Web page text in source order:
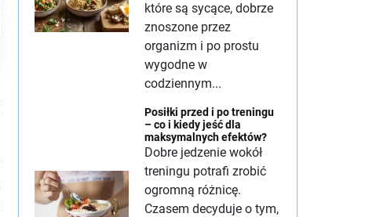
które są sycące, dobrze
znoszone przez
organizm i po prostu
wygodne w
codziennym...
Posiłki przed i po treningu
– co i kiedy jeść dla
maksymalnych efektów?
Dobre jedzenie wokół
treningu potrafi zrobić
ogromną różnicę.
Czasem decyduje o tym,